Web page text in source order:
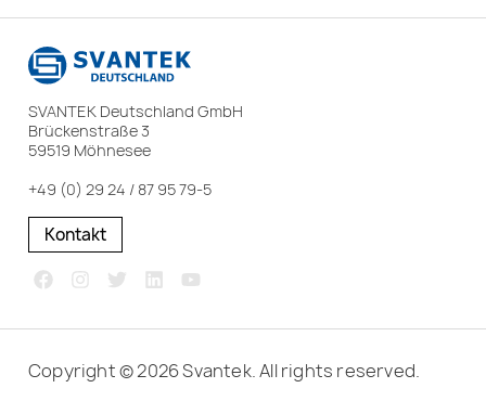
SVANTEK Deutschland GmbH
Brückenstraße 3
59519 Möhnesee
+49 (0) 29 24 / 87 95 79-5
Kontakt
Copyright © 2026 Svantek. All rights reserved.